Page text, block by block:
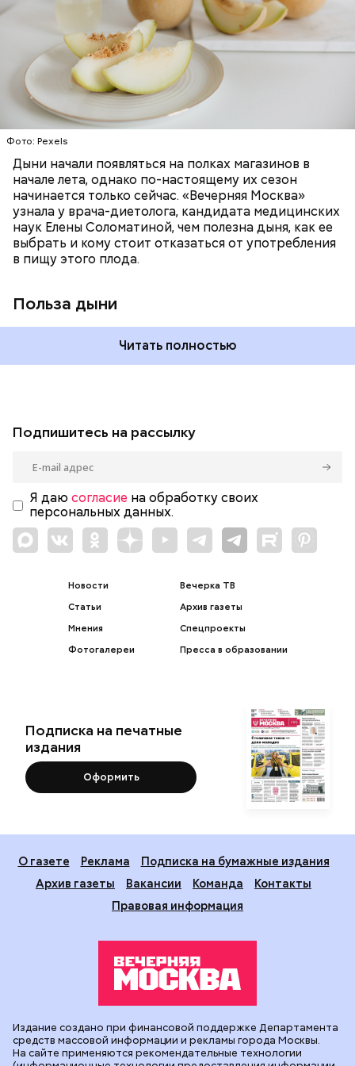
Фото: Pexels
Дыни начали появляться на полках магазинов в
начале лета, однако по-настоящему их сезон
начинается только сейчас. «Вечерняя Москва»
узнала у врача-диетолога, кандидата медицинских
наук Елены Соломатиной, чем полезна дыня, как ее
выбрать и кому стоит отказаться от употребления
в пищу этого плода.
Польза дыни
много энергии, чтобы ее усвоить, рассказала
доктор. Кроме того, этот плод богат витаминами и
минералами. Так, в дыне содержатся:
необходим для обновления кожи. Дыня
«делает пилинг изнутри», обновляет
слизистые оболочки органов. А еще именно
бета-каротин обеспечивает дыне желтый
лютеин и зеаксантин — эти каротиноиды
отлично поддерживают наше зрение;
калий — оказывает мочегонное действие,
поддерживает сердечно-сосудистую
систему и предотвращает скачки давления;
магний — помогает калию и не дает сосудам
спазмироваться.
Читать полностью
ЗДОРОВЬЕ
ПРАВИЛЬНОЕ ПИТАНИЕ
ОВОЩИ
ЛЕТО ФРУКТЫ
Подпишитесь на рассылку
Я даю согласие на обработку своих
персональных данных.
Новости
Статьи
Мнения
Фотогалереи
Вечерка ТВ
Архив газеты
Спецпроекты
Пресса в образовании
Подписка на печатные
издания
Оформить
О газете Реклама
Подписка на бумажные издания
Архив газеты
Вакансии Команда
Контакты
Правовая информация
Издание создано при финансовой поддержке Департамента
средств массовой информации и рекламы города Москвы.
На сайте применяются рекомендательные технологии